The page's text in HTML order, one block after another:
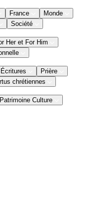
France
Monde
Société
Her et For Him
Écritures
Prière
chrétiennes
Patrimoine Culture